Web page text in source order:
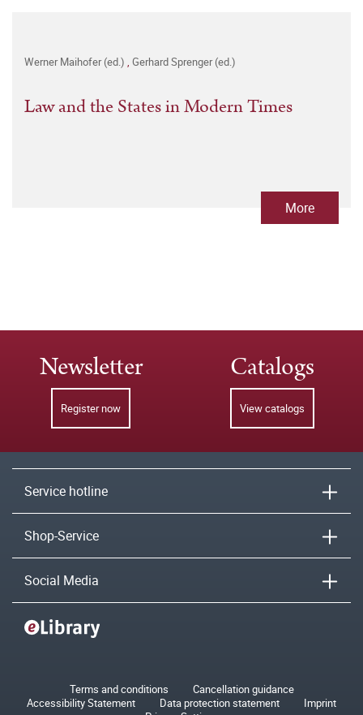
Werner Maihofer (ed.) , Gerhard Sprenger (ed.)
Law and the States in Modern Times
More
Newsletter
Register now
Catalogs
View catalogs
Service hotline
Shop-Service
Social Media
Terms and conditions
Cancellation guidance
Accessibility Statement
Data protection statement
Imprint